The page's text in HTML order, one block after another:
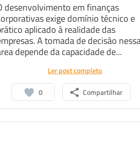
desenvolvimento em finanças
exige domínio técnico e
aplicado à realidade das
A tomada de decisão
depende da capacidade de...
Ler post completo
0 Compartilhar